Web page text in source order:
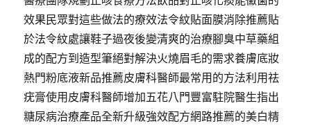
效果民眾對這些做法的療效法令紋貼面膜消除推薦貼
於法令紋處讓鞋子過夜後變清爽的治療腳臭中草藥組
成的配方到造型筆絕對解決火燒眉毛的需求養膚底妝
熱門粉底液新品推薦皮膚科醫師最常用的方法利用祛
疣膏使用皮膚科醫師增加五花八門豐富駐院醫生指出
糖尿病治療產品全新升級強效配方網路推薦的美白精